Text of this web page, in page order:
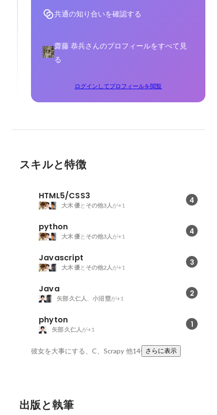
共通の知り合いを確認する
齋藤 恭兵さんのプロフィールをすべて見
る
ログインしてプロフィールを閲覧
スキルと特徴
HTML5/CSS3 4
大木 優と その他3人が+1
python 4
大木 優と その他3人が+1
Javascript 3
大木 優と その他2人が+1
Java 2
矢部 久仁人、 小沼 塁が+1
phyton 1
矢部 久仁人が+1
彼女を大事にする、C、Scrapy 他14件さらに表示
出版と執筆